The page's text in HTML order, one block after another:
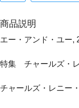
商品説明
エー・アンド・ユー,
特集 チャールズ・
チャールズ・レニー